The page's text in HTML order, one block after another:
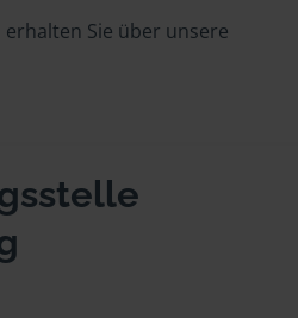
Sie über unsere